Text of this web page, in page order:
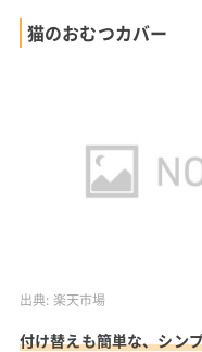
猫のおむつカバー
出典: 楽天市場
付け替えも簡単な、シン